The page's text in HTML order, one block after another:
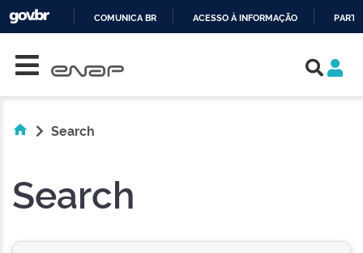
COMUNICA BR ACESSO À INFORMAÇÃO
Search
Search